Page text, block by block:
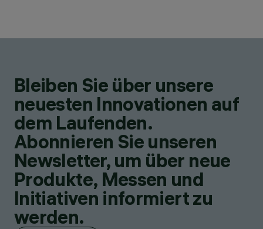
Bleiben Sie über unsere
neuesten Innovationen auf
dem Laufenden.
Abonnieren Sie unseren
Newsletter, um über neue
Produkte, Messen und
Initiativen informiert zu
werden.